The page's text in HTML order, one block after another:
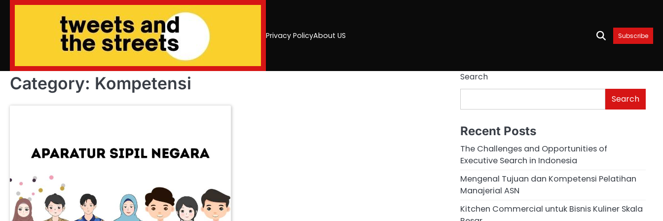
Skip
Privacy PolicyAbout US Subscribe
Category: Kompetensi
Search
Search
Recent Posts
The Challenges and Opportunities of
Executive Search in Indonesia
Mengenal Tujuan dan Kompetensi Pelatihan
Manajerial ASN
Kitchen Commercial untuk Bisnis Kuliner Skala